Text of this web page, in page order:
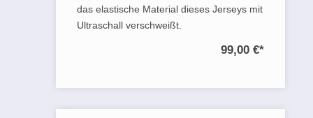
das elastische Material dieses Jerseys mit
Ultraschall verschweißt.
99,00 €*